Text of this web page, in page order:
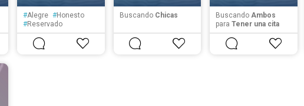
#Alegre #Honesto
#Reservado
#Organizado #Atento
Educado
Ambicioso
Buscando Chicas Buscando Ambos
para Tener una cita